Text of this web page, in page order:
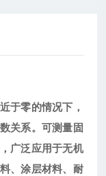
于零的情况下，
关系。可测量固
广泛应用于无机
、涂层材料、耐